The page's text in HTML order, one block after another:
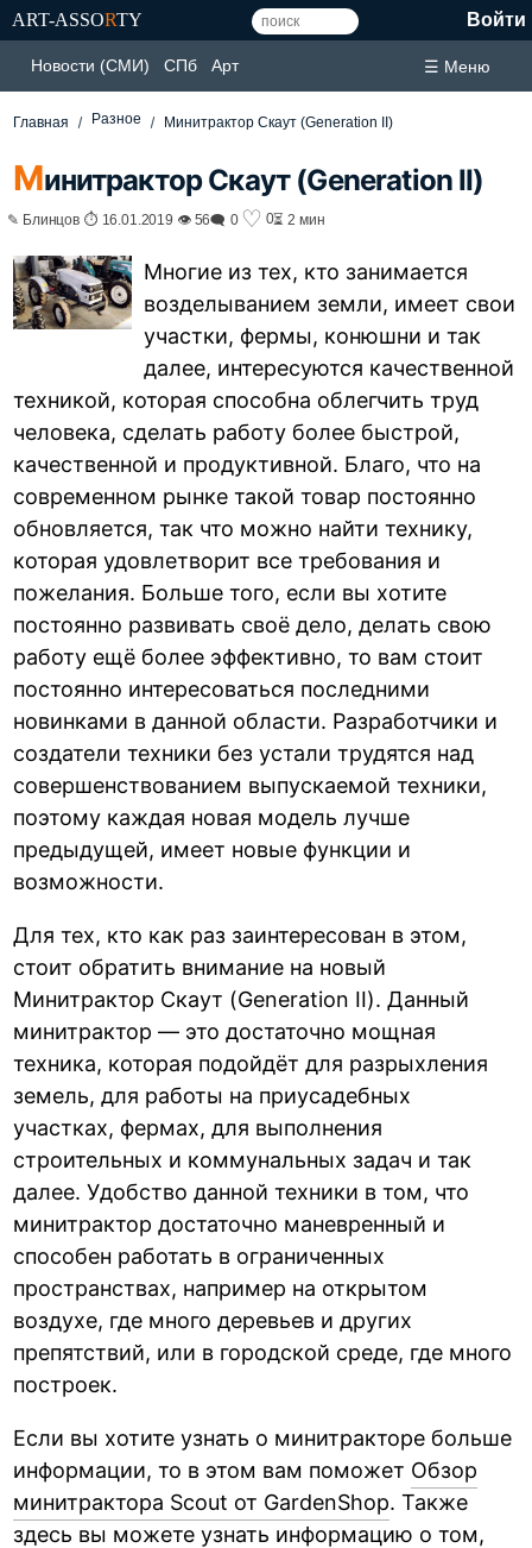
ART-ASSORTY Войти
Новости (СМИ) СПб Арт ☰ Меню
Главная Разное Минитрактор Скаут (Generation II)
Минитрактор Скаут (Generation II)
✎ Блинцов ⏱ 16.01.2019 👁 56🗨 0 ♡ 0⏳ 2 мин
Многие из тех, кто занимается
возделыванием земли, имеет свои
участки, фермы, конюшни и так
далее, интересуются качественной
техникой, которая способна облегчить труд
человека, сделать работу более быстрой,
качественной и продуктивной. Благо, что на
современном рынке такой товар постоянно
обновляется, так что можно найти технику,
которая удовлетворит все требования и
пожелания. Больше того, если вы хотите
постоянно развивать своё дело, делать свою
работу ещё более эффективно, то вам стоит
постоянно интересоваться последними
новинками в данной области. Разработчики и
создатели техники без устали трудятся над
совершенствованием выпускаемой техники,
поэтому каждая новая модель лучше
предыдущей, имеет новые функции и
возможности.
Для тех, кто как раз заинтересован в этом,
стоит обратить внимание на новый
Минитрактор Скаут (Generation II). Данный
минитрактор — это достаточно мощная
техника, которая подойдёт для разрыхления
земель, для работы на приусадебных
участках, фермах, для выполнения
строительных и коммунальных задач и так
далее. Удобство данной техники в том, что
минитрактор достаточно маневренный и
способен работать в ограниченных
пространствах, например на открытом
воздухе, где много деревьев и других
препятствий, или в городской среде, где много
построек.
Если вы хотите узнать о минитракторе больше
информации, то в этом вам поможет Обзор
минитрактора Scout от GardenShop. Также
здесь вы можете узнать информацию о том,